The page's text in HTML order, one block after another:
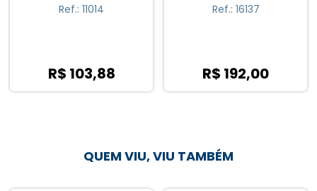
Ref.: 11014
R$ 103,88
Ref.: 16137
R$ 192,00
QUEM VIU, VIU TAMBÉM